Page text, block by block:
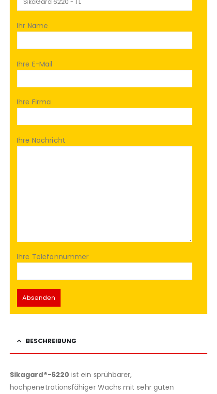
Ihr Name
Ihre E-Mail
Ihre Firma
Ihre Nachricht
Ihre Telefonnummer
BESCHREIBUNG
Sikagard®-6220 ist ein sprühbarer,
hochpenetrationsfähiger Wachs mit sehr guten